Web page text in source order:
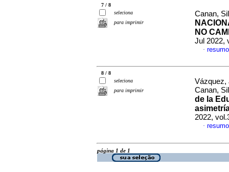
7 / 8
seleciona
para imprimir
Canan,
NO
Jul 2022,
·
8 / 8
seleciona
para imprimir
Vázquez,
Canan,
de la
2022,
·
página 1 de 1